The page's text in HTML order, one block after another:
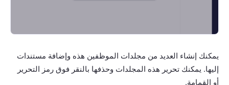
يمكنك إنشاء العديد من مجلدات الموظفين هذه وإضافة مستندات
إليها. يمكنك تحرير هذه المجلدات وحذفها بالنقر فوق رمز التحرير
أو القمامة.